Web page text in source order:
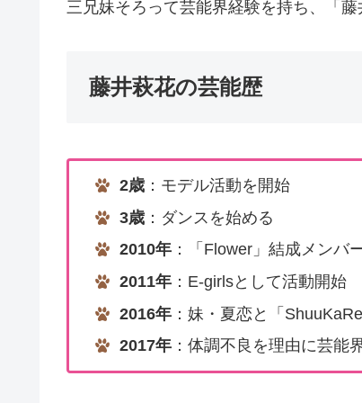
三兄妹そろって芸能界経験を持ち、「
藤井萩花の芸能歴
2歳 ：モデル活動を開始
3歳 ：ダンスを始める
2010年 ：「Flower」結成メンバ
2011年 ：E-girlsとして活動開始
2016年 ：妹・夏恋と「
2017年 ：体調不良を理由に芸能